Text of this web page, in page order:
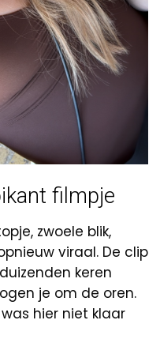
filmpje
zwoele blik,
viraal. De clip
keren
je om de oren.
was hier niet klaar